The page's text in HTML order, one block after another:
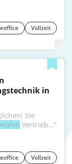
Vollzeit
in
Sie
Vertrieb..."
Vollzeit